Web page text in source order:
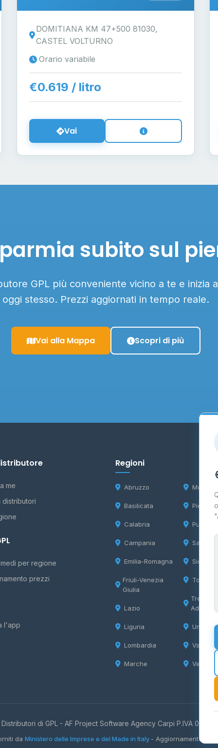
DOMITIANA KM 47+500 81030,
CASTEL VOLTURNO
Orario variabile
€0.619 / litro
Vai
subito sul
GPL più conveniente vicino a te e inizia
oggi stesso. Prezzi aggiornati in tempo reale.
Vai alla Mappa Scopri di più
me
distributori
per regione
prezzi
l'app
Regioni
Abruzzo
Basilicata
Calabria
Campania
Emilia-Romagna
Friuli-Venezia
Giulia
Lazio
Liguria
Lombardia
Marche
Molise
Puglia
Sardegna
Sicilia
Toscana
Adige
Umbria
Valle
Veneto
di GPL - AF Project Software Agency Carpi P.IVA
da Ministero delle Imprese e del Made in Italy - Aggiornamento